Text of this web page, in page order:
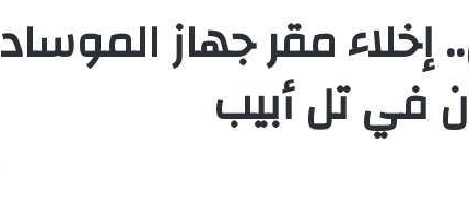
إخلاء مقر جهاز الموساد
في تل أبيب